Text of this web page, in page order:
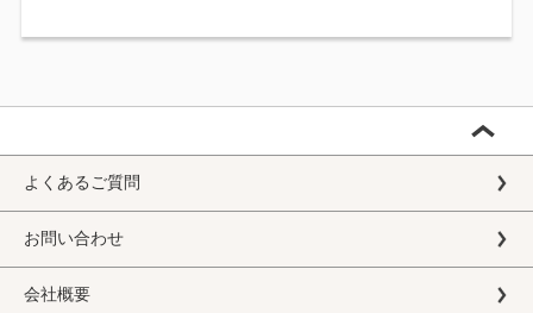
よくあるご質問
お問い合わせ
会社概要